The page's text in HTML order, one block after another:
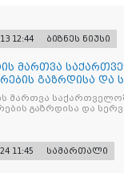
12:44 ბიზნეს ნიუსი
მართვა
გაზრდისა და
მართვა
გაზრდისა და
11:45 სამართალი